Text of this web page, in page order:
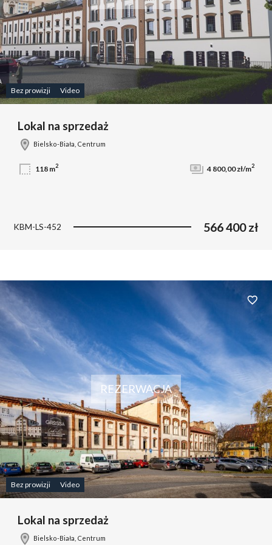
Bez prowizji Video
Lokal na sprzedaż
Bielsko-Biała, Centrum
118 m2 4 800,00 zł/m2
KBM-LS-452 566 400 zł
Bez prowizji Video
REZERWACJA
Dodaj
Lokal na sprzedaż
Bielsko-Biała, Centrum